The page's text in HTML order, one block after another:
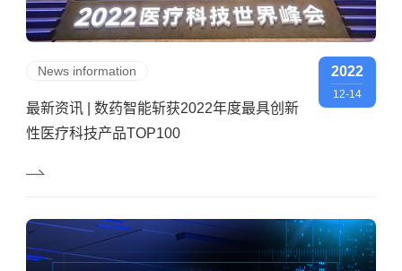
News information
最新资讯 | 数药智能斩获2022年度最具创新
性医疗科技产品TOP100
2022
12-14